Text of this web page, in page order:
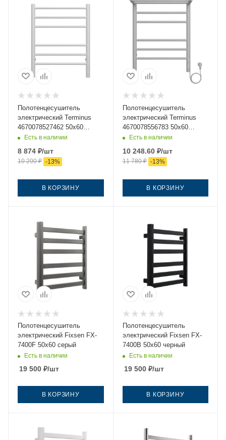
Полотенцесушитель
электрический Terminus
4670078527462 50х60
белый
Есть в наличии
8 874 ₽/шт
10 200₽ -13%
В КОРЗИНУ
Полотенцесушитель
электрический Terminus
4670078556783 50х60
белый
Есть в наличии
10 248.60₽/шт
11 780₽ -13%
В КОРЗИНУ
Полотенцесушитель
электрический Fixsen FX-
7400F 50х60 серый
Есть в наличии
19 500 ₽/шт
В КОРЗИНУ
Полотенцесушитель
электрический Fixsen FX-
7400B 50х60 черный
Есть в наличии
19 500₽/шт
В КОРЗИНУ